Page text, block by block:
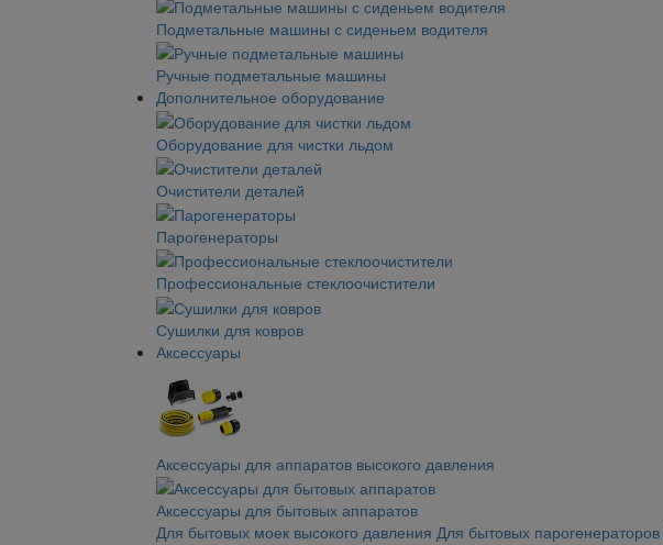
Подметальные машины с сиденьем водителя
Ручные подметальные машины
Дополнительное оборудование
Оборудование для чистки льдом
Очистители деталей
Парогенераторы
Профессиональные стеклоочистители
Сушилки для ковров
Аксессуары
Аксессуары для аппаратов высокого давления
Аксессуары для бытовых аппаратов
Для бытовых моек высокого давления Для бытовых парогенераторов